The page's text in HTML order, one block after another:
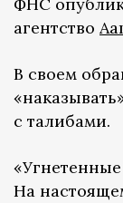
агентство
В своем
с талибами.
На